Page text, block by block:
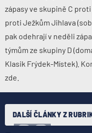
DALŠÍ ČLÁNKY Z
zápasy ve skupině C
proti Ježkům Jihlava
pak odehrají v neděli
týmům ze skupiny D
Klasik Frýdek-Místek).
zde